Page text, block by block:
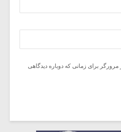
برای زمانی که دوباره دیدگاهی